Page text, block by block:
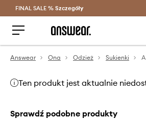
Oszczędzaj z Answear Club >
FINAL SALE % Szczegóły
Answear Ona Odzież Sukienki
Ten produkt jest aktualnie
Sprawdź podobne produkty